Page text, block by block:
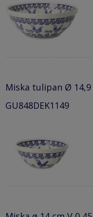
Miska tulipan Ø 14,9
GU848DEK1149